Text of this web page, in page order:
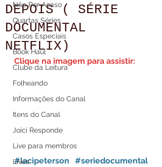
Não Por Acaso
Quartas Séries
Casos Especiais
Book Haul
Clube da Leitura
Folheando
Informações do Canal
Itens do Canal
Joici Responde
Live para membros
Lives
DEPOIS ( SÉRIE
DOCUMENTAL
NETFLIX)
Clique na imagem para assistir:
#lacipeterson
#seriedocumental